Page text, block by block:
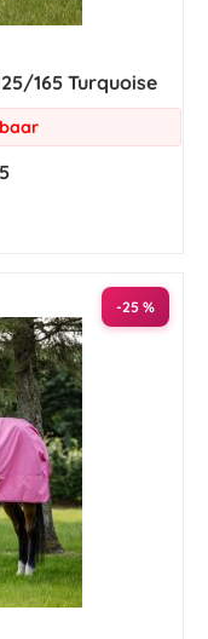
165 Turquoise
-25 %